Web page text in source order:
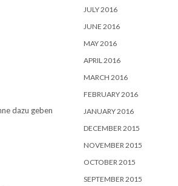
dazu geben
JULY 2016
JUNE 2016
MAY 2016
APRIL 2016
MARCH 2016
FEBRUARY 2016
JANUARY 2016
DECEMBER 2015
NOVEMBER 2015
OCTOBER 2015
SEPTEMBER 2015